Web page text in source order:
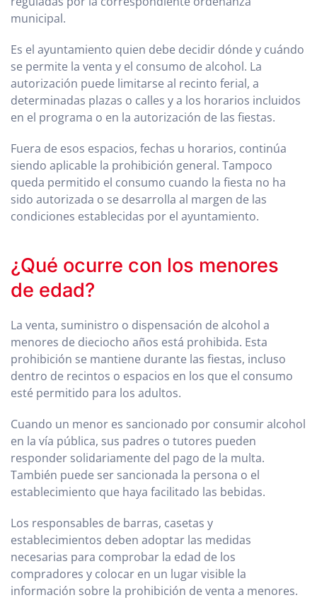
municipal.
Es el ayuntamiento quien debe decidir dónde y cuándo
se permite la venta y el consumo de alcohol. La
autorización puede limitarse al recinto ferial, a
determinadas plazas o calles y a los horarios incluidos
en el programa o en la autorización de las fiestas.
Fuera de esos espacios, fechas u horarios, continúa
siendo aplicable la prohibición general. Tampoco
queda permitido el consumo cuando la fiesta no ha
sido autorizada o se desarrolla al margen de las
condiciones establecidas por el ayuntamiento.
¿Qué ocurre con los menores
de edad?
La venta, suministro o dispensación de alcohol a
menores de dieciocho años está prohibida. Esta
prohibición se mantiene durante las fiestas, incluso
dentro de recintos o espacios en los que el consumo
esté permitido para los adultos.
Cuando un menor es sancionado por consumir alcohol
en la vía pública, sus padres o tutores pueden
responder solidariamente del pago de la multa.
También puede ser sancionada la persona o el
establecimiento que haya facilitado las bebidas.
Los responsables de barras, casetas y
establecimientos deben adoptar las medidas
necesarias para comprobar la edad de los
compradores y colocar en un lugar visible la
información sobre la prohibición de venta a menores.